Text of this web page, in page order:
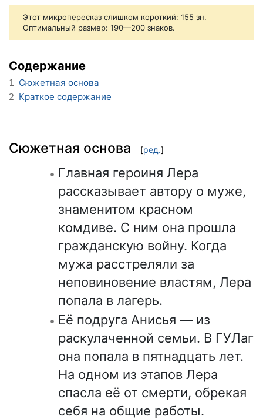
Этот микропересказ слишком короткий: 155 зн.
Оптимальный размер: 190—200 знаков.
Содержание
1 Сюжетная основа
2 Краткое содержание
Сюжетная основа [ред.]
Главная героиня Лера
рассказывает автору о муже,
знаменитом красном
комдиве. С ним она прошла
гражданскую войну. Когда
мужа расстреляли за
неповиновение властям, Лера
попала в лагерь.
Её подруга Анисья — из
раскулаченной семьи. В ГУЛаг
она попала в пятнадцать лет.
На одном из этапов Лера
спасла её от смерти, обрекая
себя на общие работы.